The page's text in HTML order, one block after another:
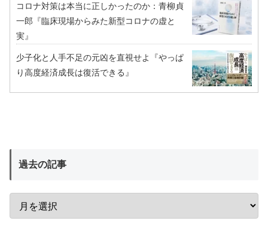
コロナ対策は本当に正しかったのか：青柳貞
一郎『臨床現場からみた新型コロナの虚と
実』
少子化と人手不足の元凶を直視せよ『やっぱ
り高度経済成長は復活できる』
過去の記事